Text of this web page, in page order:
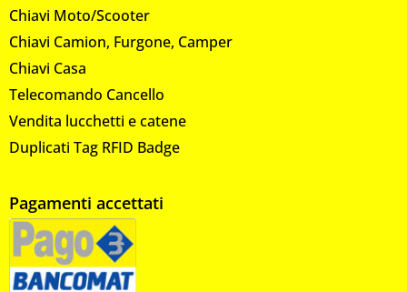
Chiavi Moto/Scooter
Chiavi Camion, Furgone, Camper
Chiavi Casa
Telecomando Cancello
Vendita lucchetti e catene
Duplicati Tag RFID Badge
Pagamenti accettati